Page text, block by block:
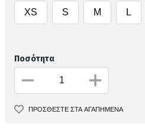
XS S M L
Ποσότητα
ΠΡΟΣΘΕΣΤΕ ΣΤΑ ΑΓΑΠΗΜΕΝΑ